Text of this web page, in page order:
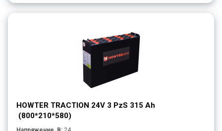
HOWTER TRACTION 24V 3 PzS 315 Ah
(800*210*580)